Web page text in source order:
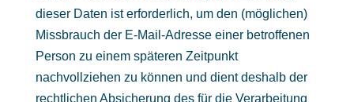
dieser Daten ist erforderlich, um den (möglichen)
Missbrauch der E-Mail-Adresse einer betroffenen
Person zu einem späteren Zeitpunkt
nachvollziehen zu können und dient deshalb der
rechtlichen Absicherung des für die Verarbeitung